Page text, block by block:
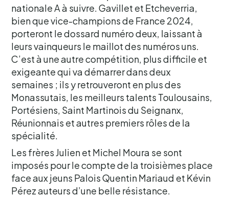
nationale A à suivre. Gavillet et Etcheverria,
bien que vice-champions de France 2024,
porteront le dossard numéro deux, laissant à
leurs vainqueurs le maillot des numéros uns.
C’est à une autre compétition, plus difficile et
exigeante qui va démarrer dans deux
semaines ; ils y retrouveront en plus des
Monassutais, les meilleurs talents Toulousains,
Portésiens, Saint Martinois du Seignanx,
Réunionnais et autres premiers rôles de la
spécialité.
Les frères Julien et Michel Moura se sont
imposés pour le compte de la troisièmes place
face aux jeuns Palois Quentin Mariaud et Kévin
Pérez auteurs d’une belle résistance.